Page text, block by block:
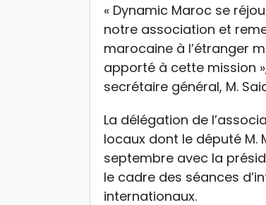
« Dynamic Maroc se
notre association et
marocaine à l’étranger
apporté à cette mission
secrétaire général, M.
La délégation de
locaux dont le député M.
septembre avec la
le cadre des séances
internationaux.